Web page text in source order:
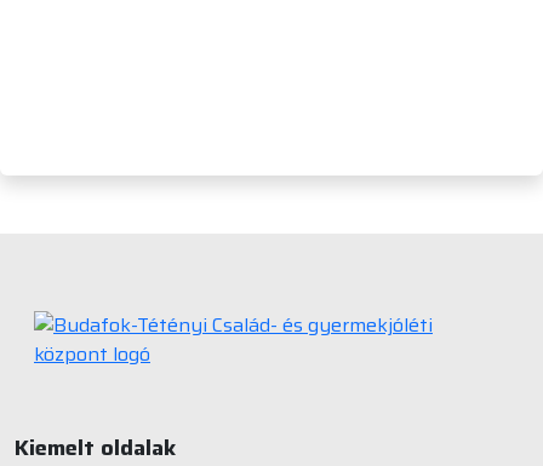
Kiemelt oldalak